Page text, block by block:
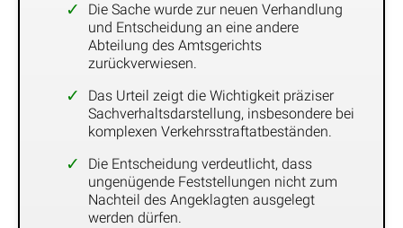
Die Sache wurde zur neuen Verhandlung
und Entscheidung an eine andere
Abteilung des Amtsgerichts
zurückverwiesen.
Das Urteil zeigt die Wichtigkeit präziser
Sachverhaltsdarstellung, insbesondere bei
komplexen Verkehrsstraftatbeständen.
Die Entscheidung verdeutlicht, dass
ungenügende Feststellungen nicht zum
Nachteil des Angeklagten ausgelegt
werden dürfen.